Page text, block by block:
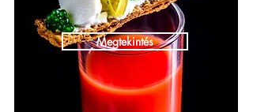
Megtekintés